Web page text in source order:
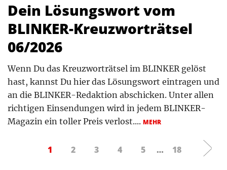
Dein Lösungswort vom
BLINKER-Kreuzworträtsel
06/2026
Wenn Du das Kreuzworträtsel im BLINKER gelöst
hast, kannst Du hier das Lösungswort eintragen und
an die BLINKER-Redaktion abschicken. Unter allen
richtigen Einsendungen wird in jedem BLINKER-
Magazin ein toller Preis verlost.... MEHR
1 2 3 4 5 … 18